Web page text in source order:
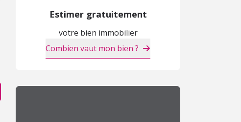
Estimer gratuitement
votre bien immobilier
Combien vaut mon bien ?